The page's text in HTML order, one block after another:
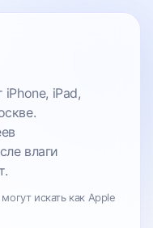
iPad,
влаги
искать как Apple